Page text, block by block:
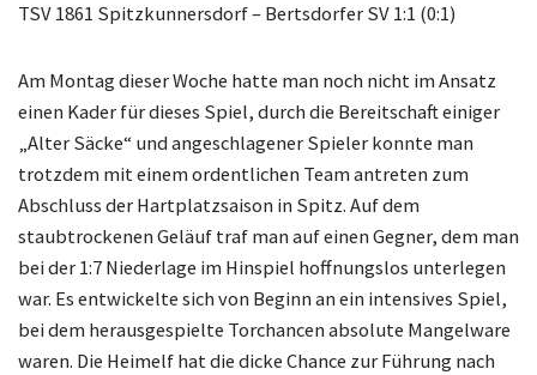
TSV 1861 Spitzkunnersdorf – Bertsdorfer SV 1:1 (0:1)
Am Montag dieser Woche hatte man noch nicht im Ansatz
einen Kader für dieses Spiel, durch die Bereitschaft einiger
„Alter Säcke“ und angeschlagener Spieler konnte man
trotzdem mit einem ordentlichen Team antreten zum
Abschluss der Hartplatzsaison in Spitz. Auf dem
staubtrockenen Geläuf traf man auf einen Gegner, dem man
bei der 1:7 Niederlage im Hinspiel hoffnungslos unterlegen
war. Es entwickelte sich von Beginn an ein intensives Spiel,
bei dem herausgespielte Torchancen absolute Mangelware
waren. Die Heimelf hat die dicke Chance zur Führung nach